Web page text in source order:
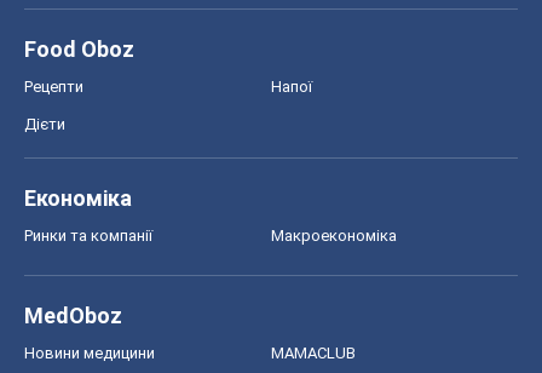
Food Oboz
Рецепти Напої
Дієти
Економіка
Ринки та компанії Макроекономіка
MedOboz
Новини медицини MAMACLUB